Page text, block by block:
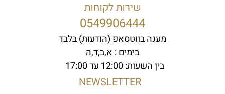
שירות לקוחות
0549906444
מענה בווטסאפ (הודעות) בלבד
בימים : א,ב,ד,ה
בין השעות: 12:00 עד 17:00
NEWSLETTER